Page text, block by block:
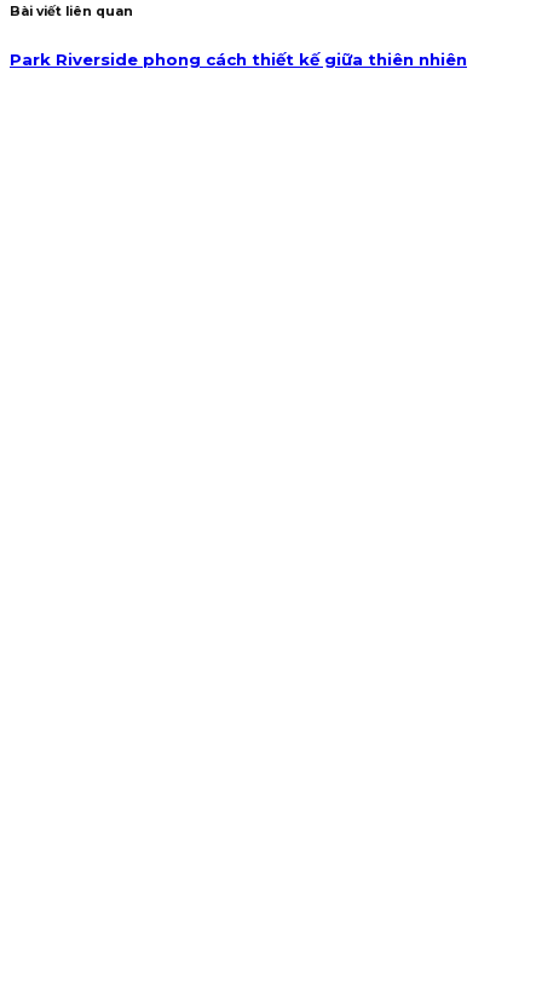
Bài viết liên quan
Park Riverside phong cách thiết kế giữa thiên nhiên